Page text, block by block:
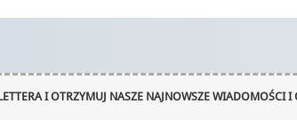
I OTRZYMUJ NASZE NAJNOWSZE WIADOMOŚCI I